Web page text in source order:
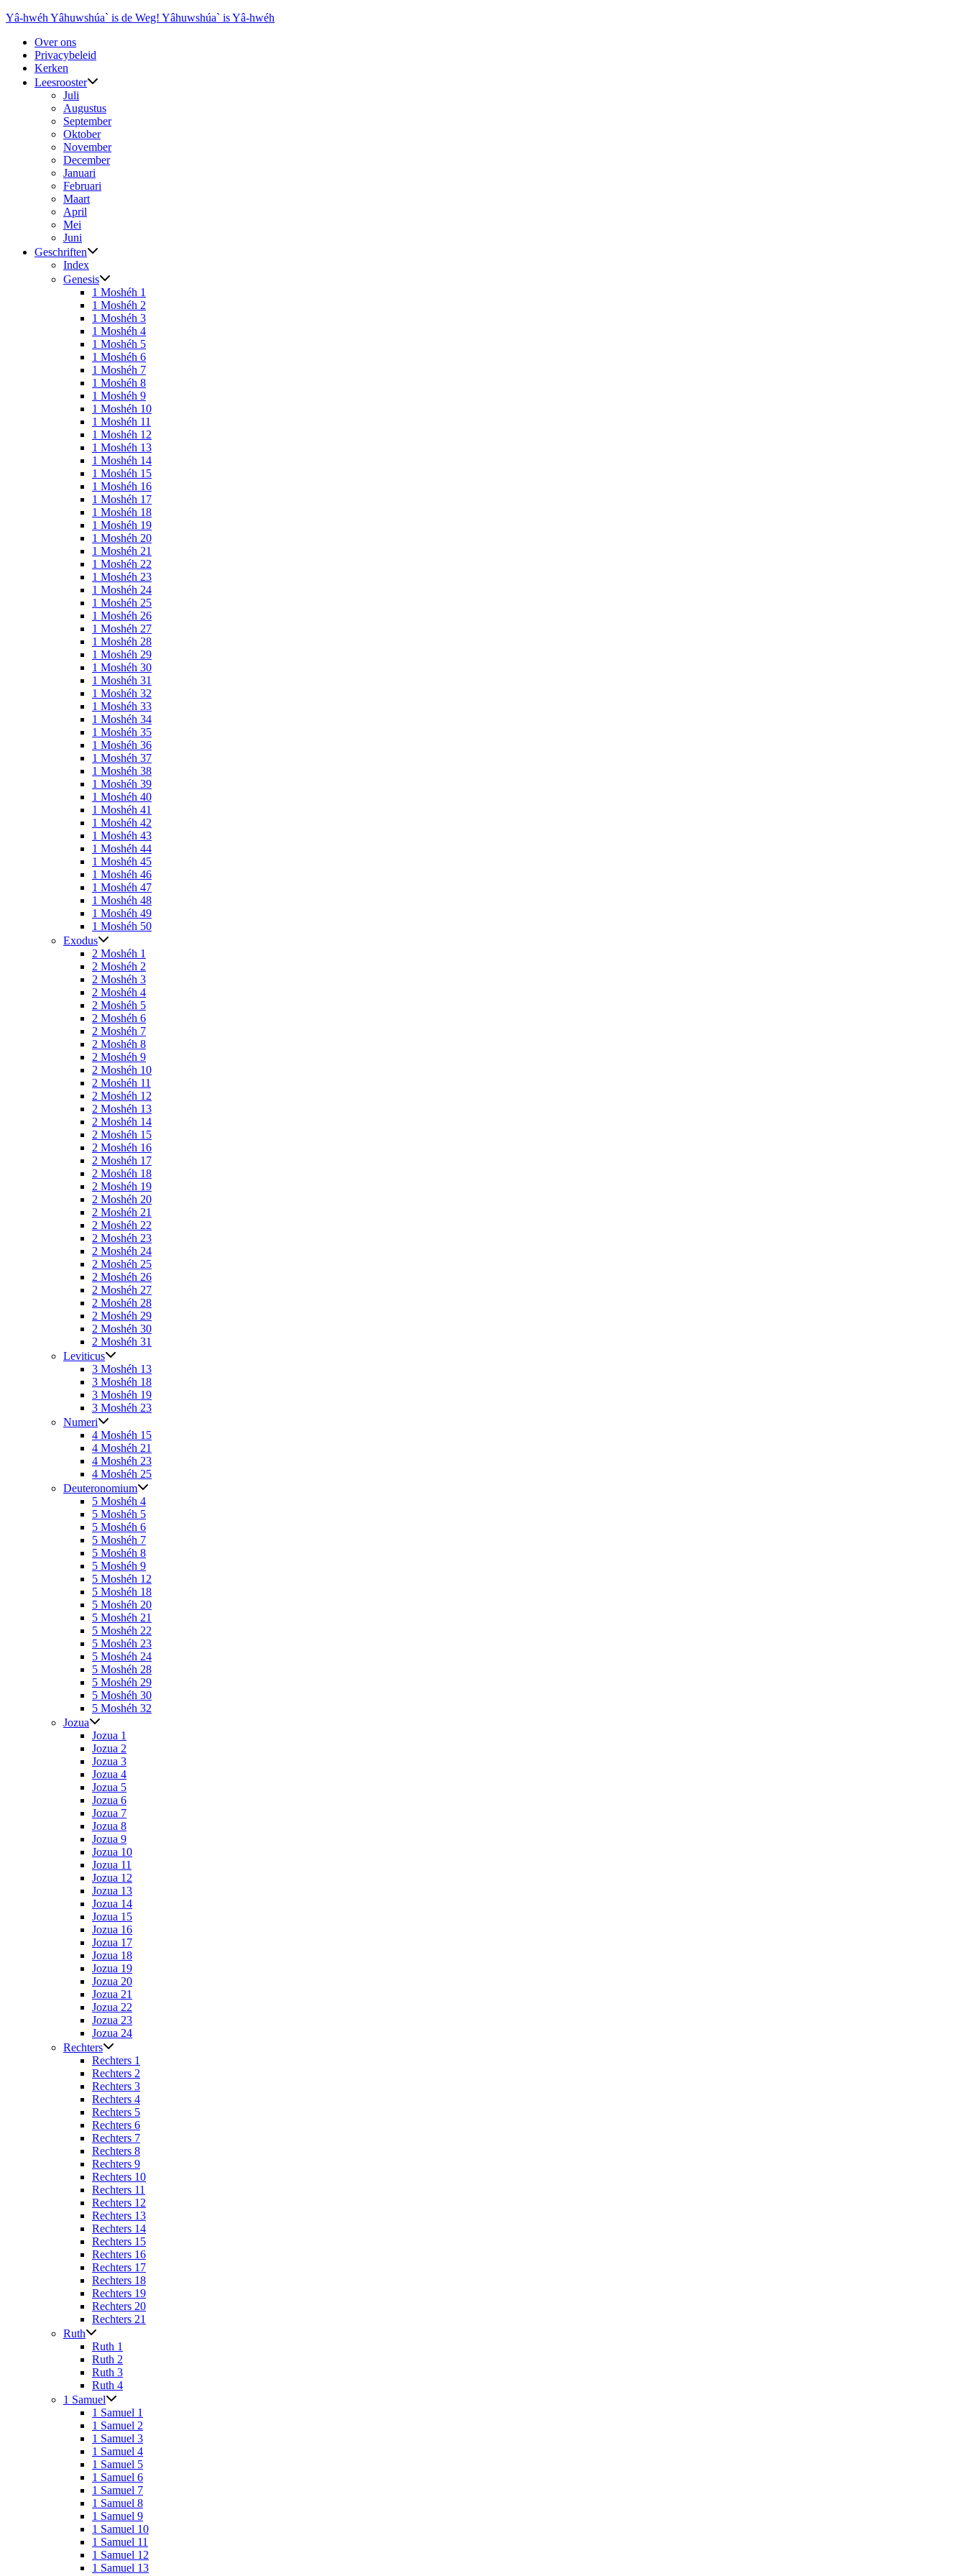
Ga
inhoud
Yâ-hwéh Yâhuwshúa` is de Weg! Yâhuwshúa` is Yâ-hwéh
Over ons
Privacybeleid
Kerken
Leesrooster
Juli
Augustus
September
Oktober
November
December
Januari
Februari
Maart
April
Mei
Juni
Geschriften
Index
Genesis
1 Moshéh 1
1 Moshéh 2
1 Moshéh 3
1 Moshéh 4
1 Moshéh 5
1 Moshéh 6
1 Moshéh 7
1 Moshéh 8
1 Moshéh 9
1 Moshéh 10
1 Moshéh 11
1 Moshéh 12
1 Moshéh 13
1 Moshéh 14
1 Moshéh 15
1 Moshéh 16
1 Moshéh 17
1 Moshéh 18
1 Moshéh 19
1 Moshéh 20
1 Moshéh 21
1 Moshéh 22
1 Moshéh 23
1 Moshéh 24
1 Moshéh 25
1 Moshéh 26
1 Moshéh 27
1 Moshéh 28
1 Moshéh 29
1 Moshéh 30
1 Moshéh 31
1 Moshéh 32
1 Moshéh 33
1 Moshéh 34
1 Moshéh 35
1 Moshéh 36
1 Moshéh 37
1 Moshéh 38
1 Moshéh 39
1 Moshéh 40
1 Moshéh 41
1 Moshéh 42
1 Moshéh 43
1 Moshéh 44
1 Moshéh 45
1 Moshéh 46
1 Moshéh 47
1 Moshéh 48
1 Moshéh 49
1 Moshéh 50
Exodus
2 Moshéh 1
2 Moshéh 2
2 Moshéh 3
2 Moshéh 4
2 Moshéh 5
2 Moshéh 6
2 Moshéh 7
2 Moshéh 8
2 Moshéh 9
2 Moshéh 10
2 Moshéh 11
2 Moshéh 12
2 Moshéh 13
2 Moshéh 14
2 Moshéh 15
2 Moshéh 16
2 Moshéh 17
2 Moshéh 18
2 Moshéh 19
2 Moshéh 20
2 Moshéh 21
2 Moshéh 22
2 Moshéh 23
2 Moshéh 24
2 Moshéh 25
2 Moshéh 26
2 Moshéh 27
2 Moshéh 28
2 Moshéh 29
2 Moshéh 30
2 Moshéh 31
Leviticus
3 Moshéh 13
3 Moshéh 18
3 Moshéh 19
3 Moshéh 23
Numeri
4 Moshéh 15
4 Moshéh 21
4 Moshéh 23
4 Moshéh 25
Deuteronomium
5 Moshéh 4
5 Moshéh 5
5 Moshéh 6
5 Moshéh 7
5 Moshéh 8
5 Moshéh 9
5 Moshéh 12
5 Moshéh 18
5 Moshéh 20
5 Moshéh 21
5 Moshéh 22
5 Moshéh 23
5 Moshéh 24
5 Moshéh 28
5 Moshéh 29
5 Moshéh 30
5 Moshéh 32
Jozua
Jozua 1
Jozua 2
Jozua 3
Jozua 4
Jozua 5
Jozua 6
Jozua 7
Jozua 8
Jozua 9
Jozua 10
Jozua 11
Jozua 12
Jozua 13
Jozua 14
Jozua 15
Jozua 16
Jozua 17
Jozua 18
Jozua 19
Jozua 20
Jozua 21
Jozua 22
Jozua 23
Jozua 24
Rechters
Rechters 1
Rechters 2
Rechters 3
Rechters 4
Rechters 5
Rechters 6
Rechters 7
Rechters 8
Rechters 9
Rechters 10
Rechters 11
Rechters 12
Rechters 13
Rechters 14
Rechters 15
Rechters 16
Rechters 17
Rechters 18
Rechters 19
Rechters 20
Rechters 21
Ruth
Ruth 1
Ruth 2
Ruth 3
Ruth 4
1 Samuel
1 Samuel 1
1 Samuel 2
1 Samuel 3
1 Samuel 4
1 Samuel 5
1 Samuel 6
1 Samuel 7
1 Samuel 8
1 Samuel 9
1 Samuel 10
1 Samuel 11
1 Samuel 12
1 Samuel 13